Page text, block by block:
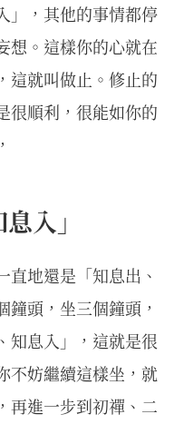
」，其他的事情都停
想。這樣你的心就在
這就叫做止。修止的
很順利，很能如你的
入」
直地還是「知息出、
頭，坐三個鐘頭，
知息入」，這就是很
不妨繼續這樣坐，就
再進一步到初禪、二